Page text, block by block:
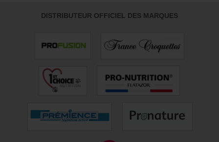
DISTRIBUTEUR OFFICIEL DES MARQUES